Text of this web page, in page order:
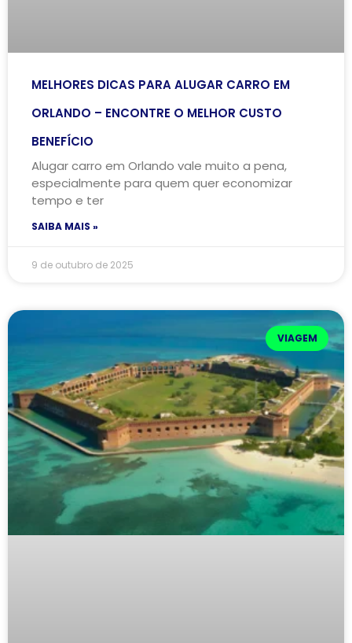
MELHORES DICAS PARA ALUGAR CARRO EM
ORLANDO – ENCONTRE O MELHOR CUSTO
BENEFÍCIO
Alugar carro em Orlando vale muito a pena,
especialmente para quem quer economizar
tempo e ter
SAIBA MAIS »
9 de outubro de 2025
VIAGEM